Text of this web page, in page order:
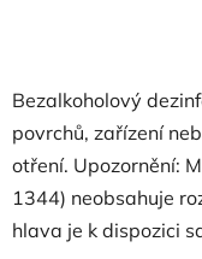
Bezalkoholový
povrchů, zařízení
otření. Upozornění:
1344) neobsahuje
hlava je k dispozici